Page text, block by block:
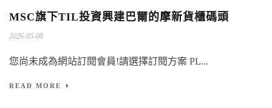
MSC旗下TIL投資興建巴爾的摩新貨櫃碼頭
2026-05-08
您尚未成為網站訂閱會員!請選擇訂閱方案 PL...
READ MORE